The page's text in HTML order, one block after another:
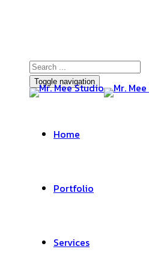
Toggle navigation
Home
Portfolio
Services